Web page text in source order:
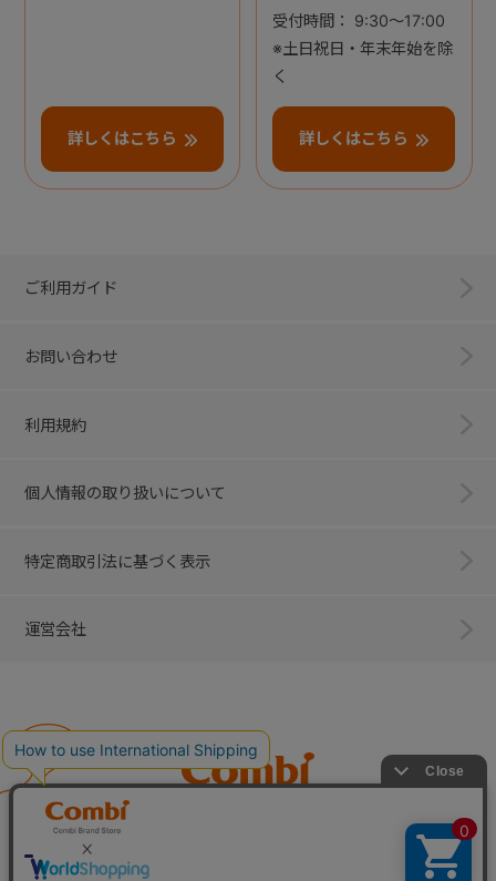
詳しくはこちら
受付時間： 9:30～17:00
※土日祝日・年末年始を除
く
詳しくはこちら
ご利用ガイド
お問い合わせ
利用規約
個人情報の取り扱いについて
特定商取引法に基づく表示
運営会社